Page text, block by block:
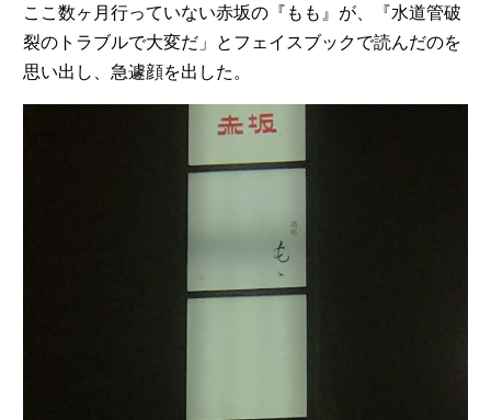
ここ数ヶ月行っていない赤坂の『もも』が、『水道管破
裂のトラブルで大変だ」とフェイスブックで読んだのを
思い出し、急遽顔を出した。